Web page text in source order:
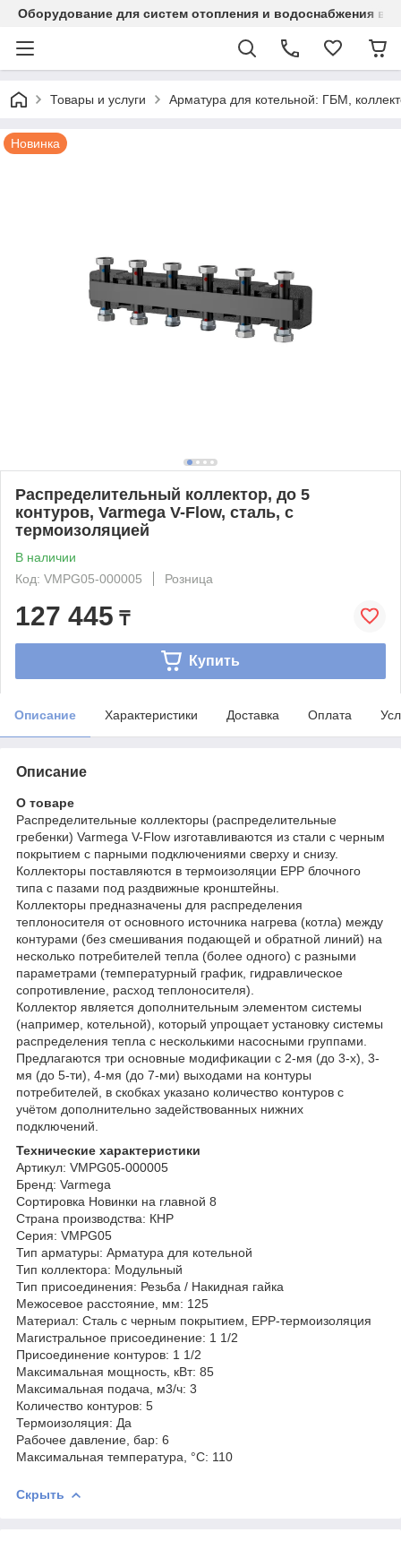
Оборудование для систем отопления и водоснабжения в
Товары и услуги Арматура для котельной: ГБМ,
Новинка
Распределительный коллектор, до 5
контуров, Varmega V-Flow, сталь, с
термоизоляцией
В наличии
Код: VMPG05-000005
Розница
127 445 ₸
Купить
Описание Характеристики Доставка Оплата
Описание
О товаре
Распределительные коллекторы (распределительные
гребенки) Varmega V-Flow изготавливаются из стали с черным
покрытием с парными подключениями сверху и снизу.
Коллекторы поставляются в термоизоляции EPP блочного
типа с пазами под раздвижные кронштейны.
Коллекторы предназначены для распределения
теплоносителя от основного источника нагрева (котла) между
контурами (без смешивания подающей и обратной линий) на
несколько потребителей тепла (более одного) с разными
параметрами (температурный график, гидравлическое
сопротивление, расход теплоносителя).
Коллектор является дополнительным элементом системы
(например, котельной), который упрощает установку системы
распределения тепла с несколькими насосными группами.
Предлагаются три основные модификации с 2-мя (до 3-х), 3-
мя (до 5-ти), 4-мя (до 7-ми) выходами на контуры
потребителей, в скобках указано количество контуров с
учётом дополнительно задействованных нижних
подключений.
Технические характеристики
Артикул: VMPG05-000005
Бренд: Varmega
Сортировка Новинки на главной 8
Страна производства: КНР
Серия: VMPG05
Тип арматуры: Арматура для котельной
Тип коллектора: Модульный
Тип присоединения: Резьба / Накидная гайка
Межосевое расстояние, мм: 125
Материал: Сталь с черным покрытием, EPP-термоизоляция
Магистральное присоединение: 1 1/2
Присоединение контуров: 1 1/2
Максимальная мощность, кВт: 85
Максимальная подача, м3/ч: 3
Количество контуров: 5
Термоизоляция: Да
Рабочее давление, бар: 6
Максимальная температура, °С: 110
Скрыть